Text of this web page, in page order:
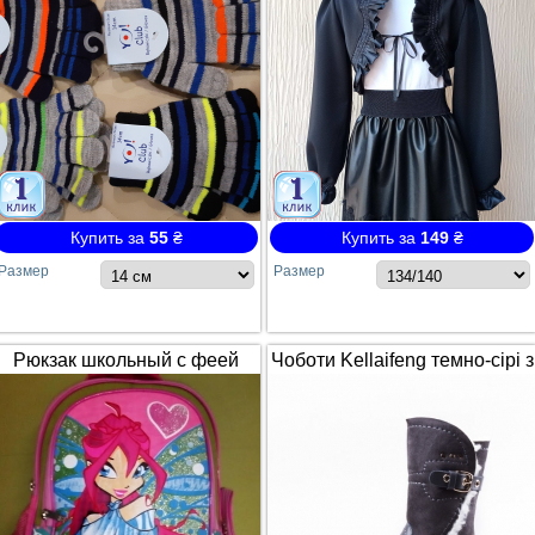
Купить за 55₴ Купить за 149₴
Размер
Рюкзак школьный с феей
Winx / Винкс
Чоботи Kellaifeng темно-сірі з